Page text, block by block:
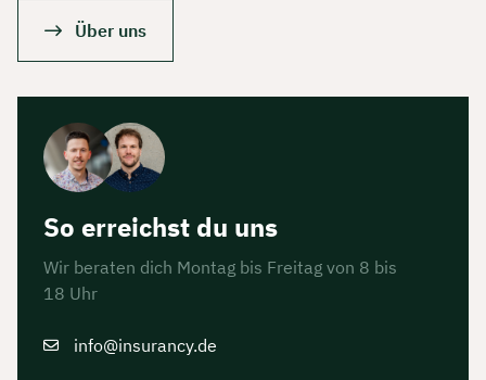
Über uns
So erreichst du uns
Wir beraten dich Montag bis Freitag von 8 bis
18 Uhr
info@insurancy.de